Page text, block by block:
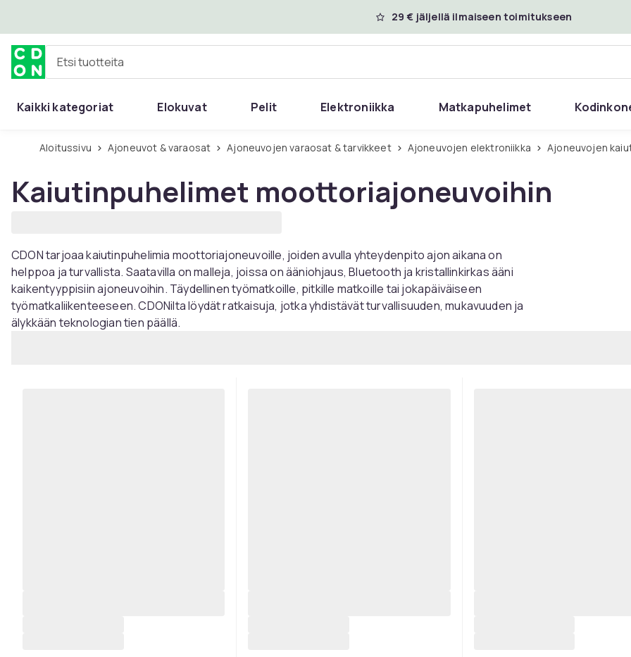
29 € jäljellä ilmaiseen toimitukseen
Etsi tuotteita
Kaikki kategoriat Elokuvat Pelit Elektroniikka Matkapuhelimet
Aloitussivu Ajoneuvot & varaosat Ajoneuvojen varaosat & tarvikkeet Ajoneuvojen elektroniikka Ajoneuvojen
Kaiutinpuhelimet moottoriajoneuvoihin
CDON tarjoaa kaiutinpuhelimia moottoriajoneuvoille, joiden avulla yhteydenpito ajon aikana on
helppoa ja turvallista. Saatavilla on malleja, joissa on ääniohjaus, Bluetooth ja kristallinkirkas ääni
kaikentyyppisiin ajoneuvoihin. Täydellinen työmatkoille, pitkille matkoille tai jokapäiväiseen
työmatkaliikenteeseen. CDONilta löydät ratkaisuja, jotka yhdistävät turvallisuuden, mukavuuden ja
älykkään teknologian tien päällä.